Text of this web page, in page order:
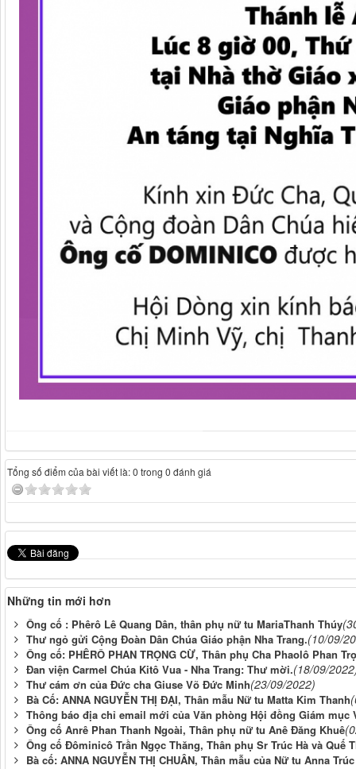
Tổng số điểm của bài viết là: 0 trong 0 đánh giá
Những tin mới hơn
Ông cố : Phêrô Lê Quang Dân, thân phụ nữ tu MariaThanh Thúy
Thư ngỏ gửi Cộng Đoàn Dân Chúa Giáo phận Nha Trang.(10/09/
Ông cố: PHÊRÔ PHAN TRỌNG CỪ, Thân phụ Cha Phaolô Phan
Đan viện Carmel Chúa Kitô Vua - Nha Trang: Thư mời.(18/09/
Thư cám ơn của Đức cha Giuse Võ Đức Minh(23/09/2022)
Bà Cố: ANNA NGUYỄN THỊ ĐẠI, Thân mẫu Nữ tu Matta Kim Thanh
Thông báo địa chỉ email mới của Văn phòng Hội đồng Giám mục
Ông cố Anrê Phan Thanh Ngoài, Thân phụ nữ tu Anê Đăng Khuê
Ông cố Đôminicô Trần Ngọc Thăng, Thân phụ Sr Trúc Hà và Quế
Bà cố: ANNA NGUYỄN THỊ CHUÂN, Thân mẫu của Nữ tu Anna